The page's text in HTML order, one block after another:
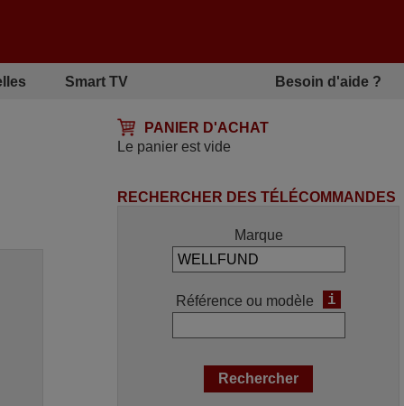
Smart TV Besoin d'aide ?
PANIER D'ACHAT
Le panier est vide
RECHERCHER DES TÉLÉCOMMANDES
Marque
Référence ou modèle i